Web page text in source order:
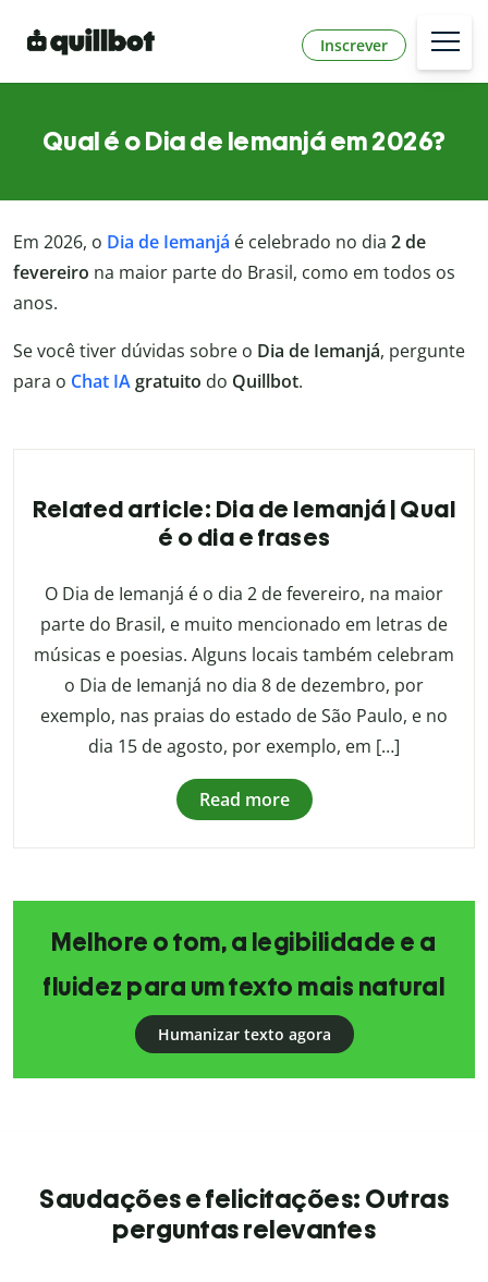
Inscrever
Qual é o Dia de Iemanjá em 2026?
Em 2026, o Dia de Iemanjá é celebrado no dia 2 de
fevereiro na maior parte do Brasil, como em todos os
anos.
Se você tiver dúvidas sobre o Dia de Iemanjá, pergunte
para o Chat IAgratuito do Quillbot.
Related article: Dia de Iemanjá | Qual
é o dia e frases
O Dia de Iemanjá é o dia 2 de fevereiro, na maior
parte do Brasil, e muito mencionado em letras de
músicas e poesias. Alguns locais também celebram
o Dia de Iemanjá no dia 8 de dezembro, por
exemplo, nas praias do estado de São Paulo, e no
dia 15 de agosto, por exemplo, em […]
Read more
Melhore o tom, a legibilidade e a
fluidez para um texto mais natural
Humanizar texto agora
Saudações e felicitações: Outras
perguntas relevantes